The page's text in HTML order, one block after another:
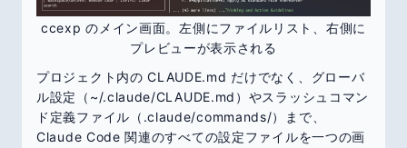
ccexp のメイン画面。左側にファイルリスト、右側に
プレビューが表示される
プロジェクト内の CLAUDE.md だけでなく、グローバ
ル設定（~/.claude/CLAUDE.md）やスラッシュコマン
ド定義ファイル（.claude/commands/）まで、
Claude Code 関連のすべての設定ファイルを一つの画